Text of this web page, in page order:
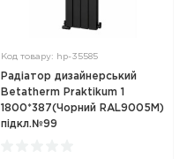
Код товару: hp-35585
Радіатор дизайнерський
Betatherm Praktikum 1
1800*387(Чорний RAL9005М)
підкл.№99